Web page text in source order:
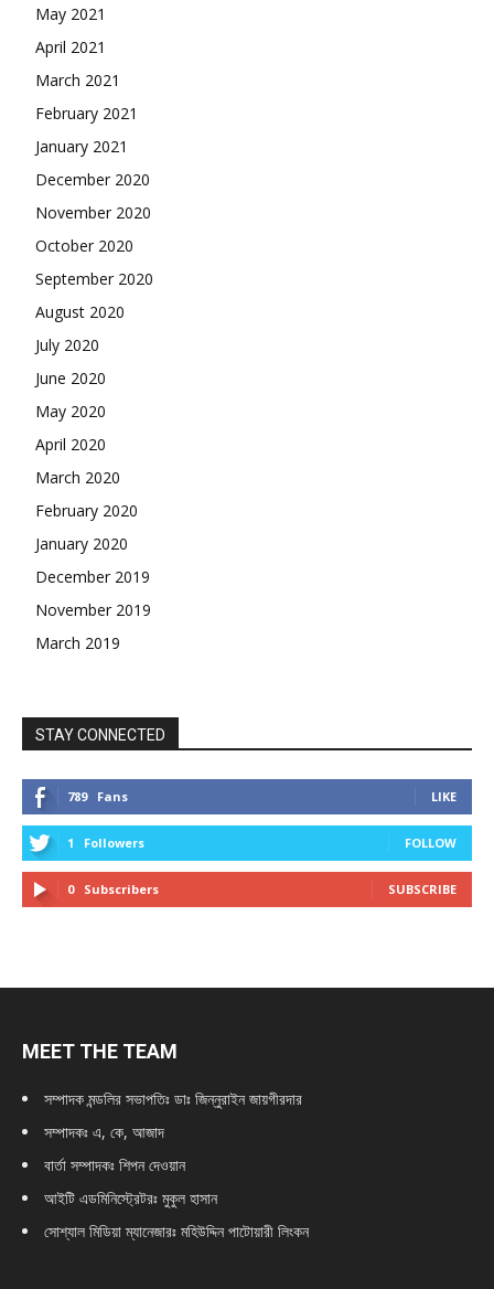
May 2021
April 2021
March 2021
February 2021
January 2021
December 2020
November 2020
October 2020
September 2020
August 2020
July 2020
June 2020
May 2020
April 2020
March 2020
February 2020
January 2020
December 2019
November 2019
March 2019
STAY CONNECTED
789 Fans LIKE
1 Followers FOLLOW
0 Subscribers SUBSCRIBE
MEET THE TEAM
সম্পাদক মন্ডলির সভাপতিঃ ডাঃ জিন্নুরাইন জায়গীরদার
সম্পাদকঃ এ, কে, আজাদ
বার্তা সম্পাদকঃ শিপন দেওয়ান
আইটি এডমিনিস্ট্রেটরঃ মুকুল হাসান
সোশ্যাল মিডিয়া ম্যানেজারঃ মহিউদ্দিন পাটোয়ারী লিংকন